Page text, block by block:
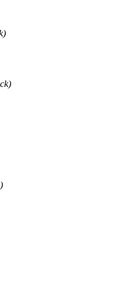
van passief inkomen